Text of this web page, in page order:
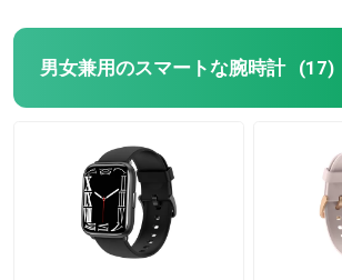
男女兼用のスマートな腕時計 (17)